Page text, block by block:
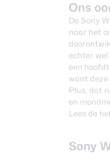
Ons
De Sony
naar het
echter wel
een
want deze
Plus, dat
en
Lees de
Sony